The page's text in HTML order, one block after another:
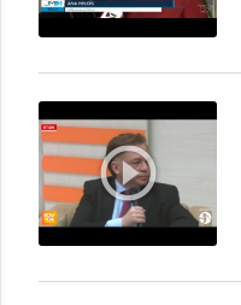
play_circle_outline